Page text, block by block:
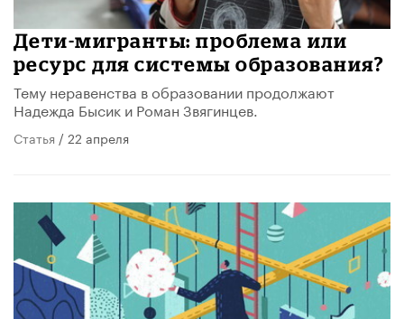
Дети-мигранты: проблема или
ресурс для системы образования?
Тему неравенства в образовании продолжают
Надежда Бысик и Роман Звягинцев.
Статья / 22 апреля